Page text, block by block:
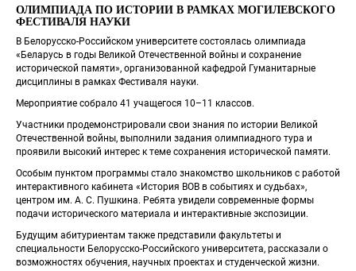
ОЛИМПИАДА ПО ИСТОРИИ В РАМКАХ МОГИЛЕВСКОГО
ФЕСТИВАЛЯ НАУКИ
В Белорусско‑Российском университете состоялась олимпиада
«Беларусь в годы Великой Отечественной войны и сохранение
исторической памяти», организованной кафедрой Гуманитарные
дисциплины в рамках Фестиваля науки.
Мероприятие собрало 41 учащегося 10–11 классов.
Участники продемонстрировали свои знания по истории Великой
Отечественной войны, выполнили задания олимпиадного тура и
проявили высокий интерес к теме сохранения исторической памяти.
Особым пунктом программы стало знакомство школьников с работой
интерактивного кабинета «История ВОВ в событиях и судьбах»,
центром им. А. С. Пушкина. Ребята увидели современные формы
подачи исторического материала и интерактивные экспозиции.
Будущим абитуриентам также представили факультеты и
специальности Белорусско‑Российского университета, рассказали о
возможностях обучения, научных проектах и студенческой жизни.